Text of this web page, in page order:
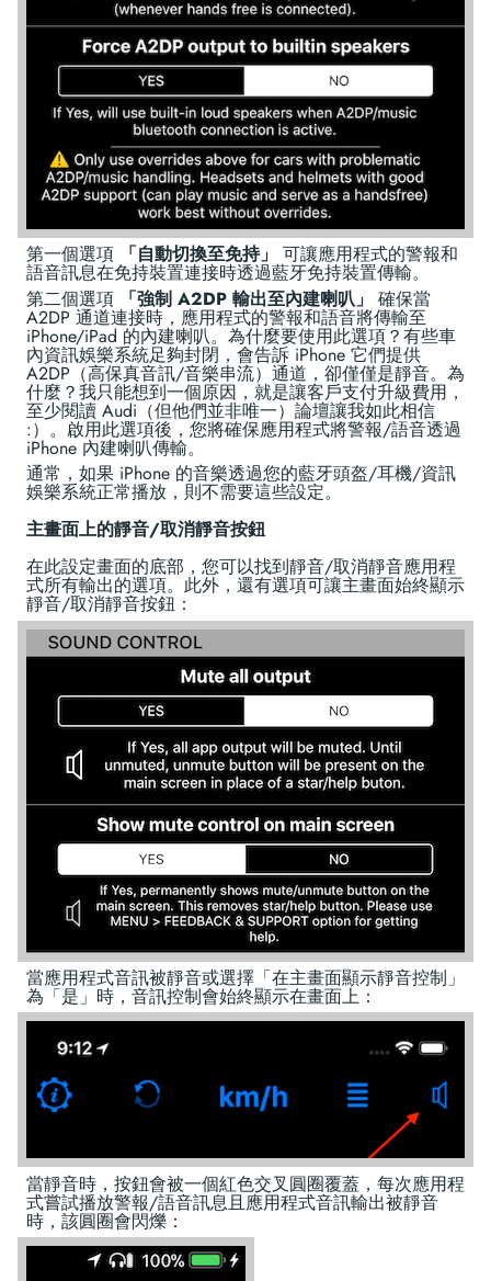
第一個選項 「自動切換至免持」 可讓應用程式的警報和
語音訊息在免持裝置連接時透過藍牙免持裝置傳輸。
第二個選項
「強制 A2DP 輸出至內建喇叭」 確保當
A2DP 通道連接時，應用程式的警報和語音將傳輸至
iPhone/iPad 的內建喇叭。為什麼要使用此選項？有些車
內資訊娛樂系統足夠封閉，會告訴 iPhone 它們提供
A2DP（高保真音訊/音樂串流）通道，卻僅僅是靜音。為
什麼？我只能想到一個原因，就是讓客戶支付升級費用，
至少閱讀 Audi（但他們並非唯一）論壇讓我如此相信
:）。啟用此選項後，您將確保應用程式將警報/語音透過
iPhone 內建喇叭傳輸。
通常，如果 iPhone 的音樂透過您的藍牙頭盔/耳機/資訊
娛樂系統正常播放，則不需要這些設定。
主畫面上的靜音/取消靜音按鈕
在此設定畫面的底部，您可以找到靜音/取消靜音應用程
式所有輸出的選項。此外，還有選項可讓主畫面始終顯示
靜音/取消靜音按鈕：
當應用程式音訊被靜音或選擇「在主畫面顯示靜音控制」
為「是」時，音訊控制會始終顯示在畫面上：
當靜音時，按鈕會被一個紅色交叉圓圈覆蓋，每次應用程
式嘗試播放警報/語音訊息且應用程式音訊輸出被靜音
時，該圓圈會閃爍：